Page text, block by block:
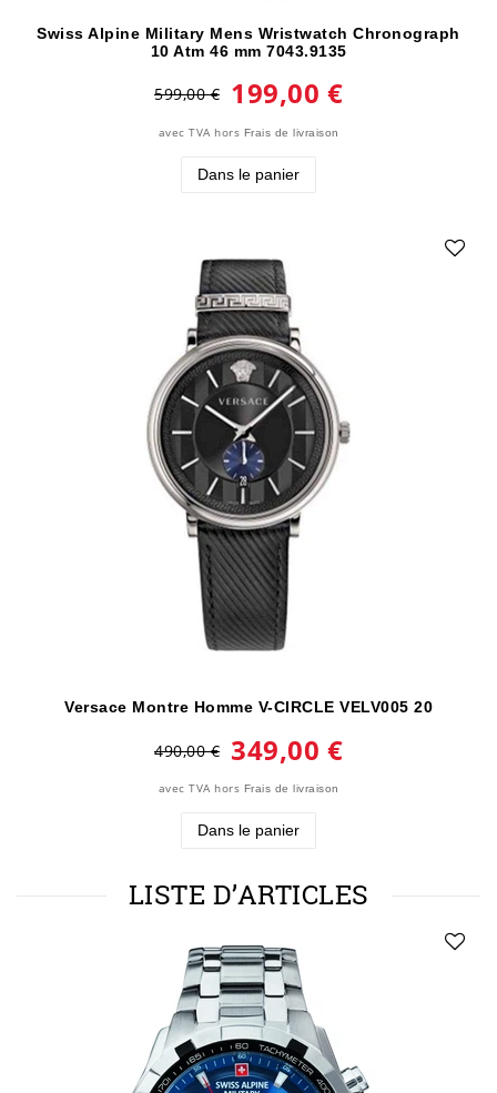
Swiss Alpine Military Mens Wristwatch Chronograph
10 Atm 46 mm 7043.9135
599,00 € 199,00 €
avec TVA hors Frais de livraison
Dans le panier
Versace Montre Homme V-CIRCLE VELV005 20
490,00 € 349,00 €
avec TVA hors Frais de livraison
Dans le panier
LISTE D’ARTICLES